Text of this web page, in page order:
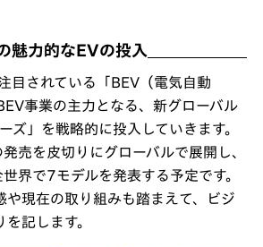
魅力的なEVの投入
目されている「BEV（電気自動
事業の主力となる、新グローバル
ズ」を戦略的に投入していきます。
売を皮切りにグローバルで展開し、
界で7モデルを発表する予定です。
や現在の取り組みも踏まえて、ビジ
記します。